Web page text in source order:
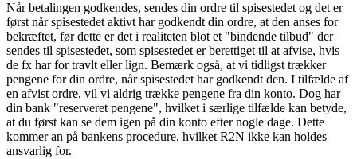
Når betalingen godkendes, sendes din ordre til spisestedet og det er
først når spisestedet aktivt har godkendt din ordre, at den anses for
bekræftet, før dette er det i realiteten blot et "bindende tilbud" der
sendes til spisestedet, som spisestedet er berettiget til at afvise, hvis
de fx har for travlt eller lign. Bemærk også, at vi tidligst trækker
pengene for din ordre, når spisestedet har godkendt den. I tilfælde af
en afvist ordre, vil vi aldrig trække pengene fra din konto. Dog har
din bank "reserveret pengene", hvilket i særlige tilfælde kan betyde,
at du først kan se dem igen på din konto efter nogle dage. Dette
kommer an på bankens procedure, hvilket R2N ikke kan holdes
ansvarlig for.